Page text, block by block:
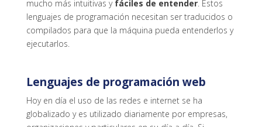
mucho más intuitivas yfáciles de entender. Estos
lenguajes de programación necesitan ser traducidos o
compilados para que la máquina pueda entenderlos y
ejecutarlos.
Lenguajes de programación web
Hoy en día el uso de las redes e internet se ha
globalizado y es utilizado diariamente por empresas,